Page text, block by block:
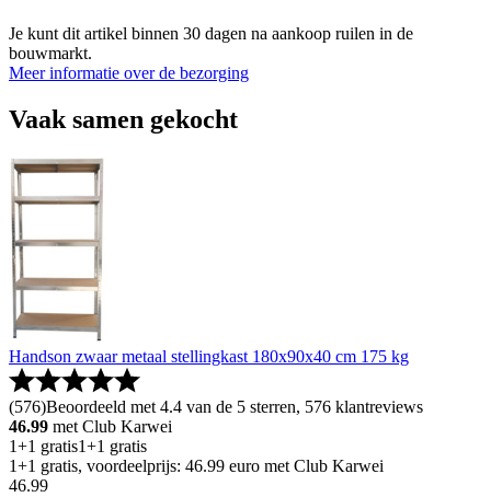
Je kunt dit artikel binnen 30 dagen na aankoop ruilen in de
bouwmarkt.
Meer informatie over de bezorging
Vaak samen gekocht
Handson zwaar metaal stellingkast 180x90x40 cm 175 kg
(576)Beoordeeld met 4.4 van de 5 sterren, 576 klantreviews
46.99 met Club Karwei
1+1 gratis1+1 gratis
1+1 gratis, voordeelprijs: 46.99 euro met Club Karwei
46.99